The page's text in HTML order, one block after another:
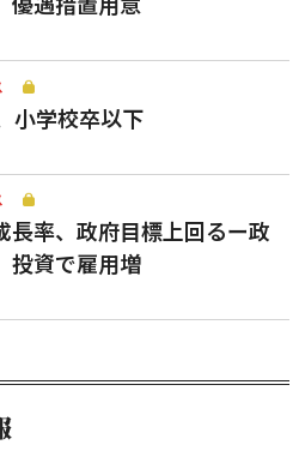
小学校卒以下
長率、政府目標上回るー政
投資で雇用増